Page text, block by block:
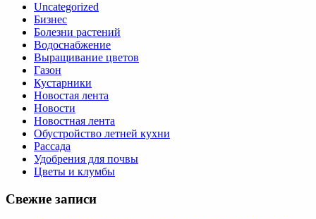
Uncategorized
Бизнес
Болезни растений
Водоснабжение
Выращивание цветов
Газон
Кустарники
Новостая лента
Новости
Новостная лента
Обустройство летней кухни
Рассада
Удобрения для почвы
Цветы и клумбы
Свежие записи